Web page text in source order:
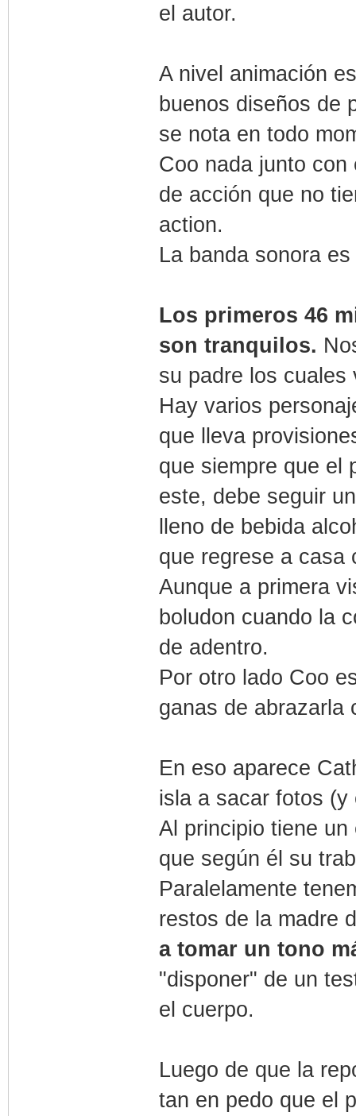
el autor.
A nivel animación
buenos diseños de
se nota en todo
Coo nada junto
de acción que no
action.
La banda sonora
Los primeros 46
son tranquilos.
su padre los cuales
Hay varios
que lleva
que siempre que el
este, debe seguir
lleno de bebida
que regrese a casa
Aunque a primera
boludon cuando la
de adentro.
Por otro lado Coo
ganas de abrazarla
En eso aparece
isla a sacar fotos
Al principio tiene
que según él su
Paralelamente
restos de la madre
a tomar un tono
"disponer" de un
el cuerpo.
Luego de que la
tan en pedo que el